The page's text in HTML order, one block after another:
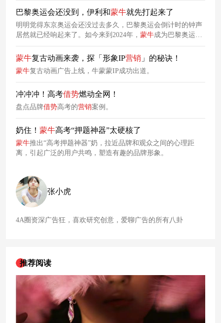
巴黎奥运会还没到，伊利和蒙牛就先打起来了
明明觉得东京奥运会还没过去多久，巴黎奥运会倒计时的钟声
居然就已经响起来了。如今来到2024年， 蒙牛成为巴黎奥运会
的TOP赞助商；伊利虽然不在国际奥委会的官方赞助体系内，
但作为中国体育代表团的合作伙伴，依然扮演着重要的角色。
很明显，这次伊利将重心放在了与中国代表团和焦点国家队、
体育明星的合作上，事先抢占运动员C位。
蒙牛复古动画来袭，探「形象IP营销 」的秘诀！
蒙牛复古动画广告上线，牛蒙蒙IP成功出道。
冲冲冲！高考借势燃动全网！
盘点品牌借势高考的营销案例。
奶住！ 蒙牛高考“押题神器”太硬核了
蒙牛推出“高考押题神器”奶，拉近品牌和观众之间的心理距
离，引起广泛的用户共鸣，塑造有趣的品牌形象。
张小虎
4A圈资深广告狂，喜欢研究创意，爱聊广告的所有八卦
推荐阅读